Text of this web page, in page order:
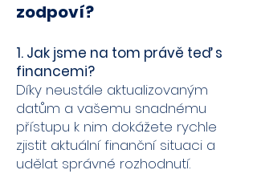
zodpoví?
1. Jak jsme na tom právě teď s
financemi?
Díky neustále aktualizovaným
datům a vašemu snadnému
přístupu k nim dokážete rychle
zjistit aktuální finanční situaci a
udělat správné rozhodnutí.